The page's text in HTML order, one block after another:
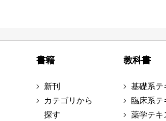
書籍
新刊
カテゴリから
探す
教科書
基礎系テ
臨床系テ
薬学テキ